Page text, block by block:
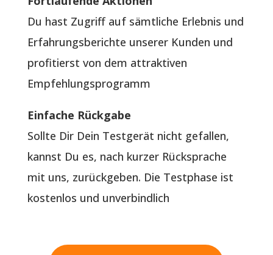
Du hast Zugriff auf sämtliche Erlebnis und
Erfahrungsberichte unserer Kunden und
profitierst von dem attraktiven
Empfehlungsprogramm
Einfache Rückgabe
Sollte Dir Dein Testgerät nicht gefallen,
kannst Du es, nach kurzer Rücksprache
mit uns, zurückgeben. Die Testphase ist
kostenlos und unverbindlich